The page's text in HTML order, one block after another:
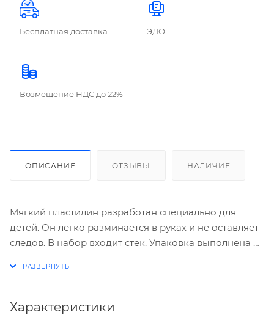
Бесплатная доставка ЭДО
Возмещение НДС до 22%
ОПИСАНИЕ ОТЗЫВЫ НАЛИЧИЕ
Мягкий пластилин разработан специально для
детей. Он легко разминается в руках и не оставляет
следов. В набор входит стек. Упаковка выполнена из
принимает заданную форму, может использоваться
Характеристики